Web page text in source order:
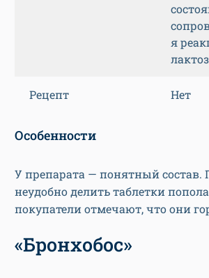
я
Рецепт Нет
Особенности
У препарата — понятный состав.
неудобно делить таблетки
покупатели отмечают, что они
«Бронхобос»